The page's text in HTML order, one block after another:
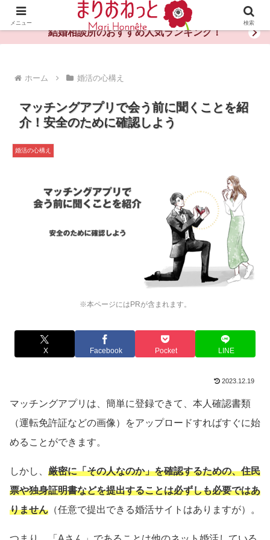
婚活や出会いの体験談・評判・秘訣がわかる情報サイト
結婚相談所のおすすめ人気ランキング！
ホーム 婚活の心構え
マッチングアプリで会う前に聞くことを紹
介！安全のために確認しよう
※本ページにはPRが含まれます。
婚活の心構え
X Facebook Pocket LINE
2023.12.19
マッチングアプリは、簡単に登録できて、本人確認書類
（運転免許証などの画像）をアップロードすればすぐに始
めることができます。
しかし、 厳密に「その人なのか」を確認するための、住民
票や独身証明書などを提出することは必ずしも必要ではあ
りません （任意で提出できる婚活サイトはありますが）。
メニュー 検索